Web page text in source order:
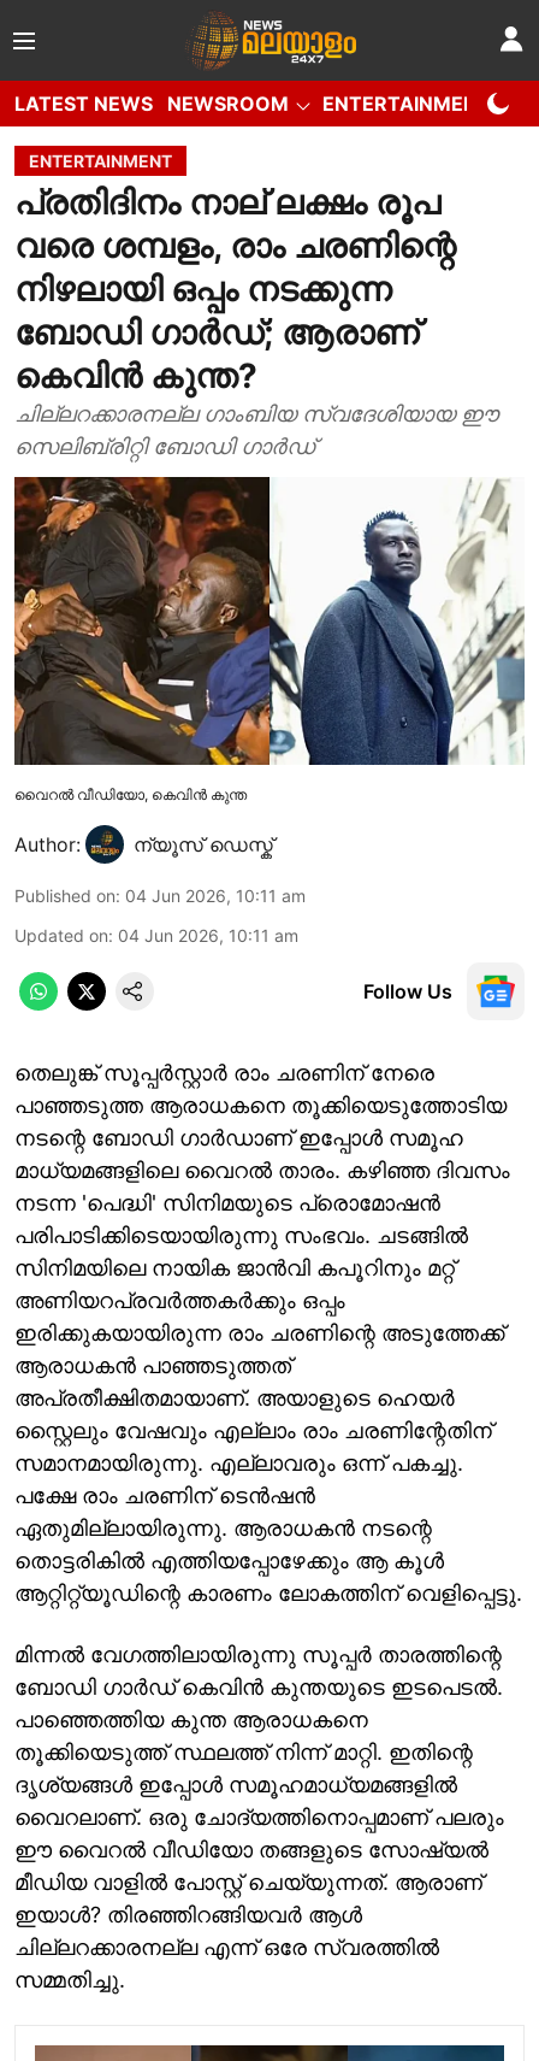
LATEST NEWS NEWSROOM ENTERTAINMENT
ENTERTAINMENT
പ്രതിദിനം നാല് ലക്ഷം രൂപ
വരെ ശമ്പളം, രാം ചരണിന്റെ
നിഴലായി ഒപ്പം നടക്കുന്ന
ബോഡി ഗാർഡ്; ആരാണ്
കെവിൻ കുന്ത?
ചില്ലറക്കാരനല്ല ഗാംബിയ സ്വദേശിയായ ഈ
സെലിബ്രിറ്റി ബോഡി ഗാർഡ്
വൈറൽ വീഡിയോ, കെവിൻ കുന്ത
Author: ന്യൂസ് ഡെസ്ക്
Published on: 04 Jun 2026, 10:11 am
Updated on: 04 Jun 2026, 10:11 am
Follow Us
തെലുങ്ക് സൂപ്പർസ്റ്റാർ രാം ചരണിന് നേരെ
പാഞ്ഞടുത്ത ആരാധകനെ തൂക്കിയെടുത്തോടിയ
നടന്റെ ബോഡി ഗാർഡാണ് ഇപ്പോൾ സമൂഹ
മാധ്യമങ്ങളിലെ വൈറൽ താരം. കഴിഞ്ഞ ദിവസം
നടന്ന 'പെദ്ധി' സിനിമയുടെ പ്രൊമോഷൻ
പരിപാടിക്കിടെയായിരുന്നു സംഭവം. ചടങ്ങിൽ
സിനിമയിലെ നായിക ജാൻവി കപൂറിനും മറ്റ്
അണിയറപ്രവർത്തകർക്കും ഒപ്പം
ഇരിക്കുകയായിരുന്ന രാം ചരണിന്റെ അടുത്തേക്ക്
ആരാധകൻ പാഞ്ഞടുത്തത്
അപ്രതീക്ഷിതമായാണ്. അയാളുടെ ഹെയർ
സ്റ്റൈലും വേഷവും എല്ലാം രാം ചരണിന്റേതിന്
സമാനമായിരുന്നു. എല്ലാവരും ഒന്ന് പകച്ചു.
പക്ഷേ രാം ചരണിന് ടെൻഷൻ
ഏതുമില്ലായിരുന്നു. ആരാധകൻ നടന്റെ
തൊട്ടരികിൽ എത്തിയപ്പോഴേക്കും ആ കൂൾ
ആറ്റിറ്റ്യൂഡിന്റെ കാരണം ലോകത്തിന് വെളിപ്പെട്ടു.
മിന്നൽ വേഗത്തിലായിരുന്നു സൂപ്പർ താരത്തിന്റെ
ബോഡി ഗാർഡ് കെവിൻ കുന്തയുടെ ഇടപെടൽ.
പാഞ്ഞെത്തിയ കുന്ത ആരാധകനെ
തൂക്കിയെടുത്ത് സ്ഥലത്ത് നിന്ന് മാറ്റി. ഇതിന്റെ
ദൃശ്യങ്ങൾ ഇപ്പോൾ സമൂഹമാധ്യമങ്ങളിൽ
വൈറലാണ്. ഒരു ചോദ്യത്തിനൊപ്പമാണ് പലരും
ഈ വൈറൽ വീഡിയോ തങ്ങളുടെ സോഷ്യൽ
മീഡിയ വാളിൽ പോസ്റ്റ് ചെയ്യുന്നത്. ആരാണ്
ഇയാൾ? തിരഞ്ഞിറങ്ങിയവർ ആൾ
ചില്ലറക്കാരനല്ല എന്ന് ഒരേ സ്വരത്തിൽ
സമ്മതിച്ചു.